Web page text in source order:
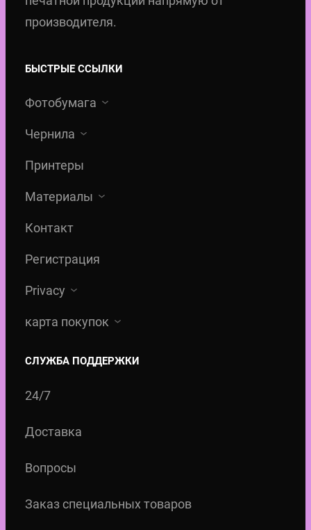
производителя.
БЫСТРЫЕ ССЫЛКИ
Фотобумага
Чернила
Принтеры
Материалы
Контакт
Регистрация
Privacy
карта покупок
СЛУЖБА ПОДДЕРЖКИ
24/7
Доставка
Вопросы
Заказ специальных товаров